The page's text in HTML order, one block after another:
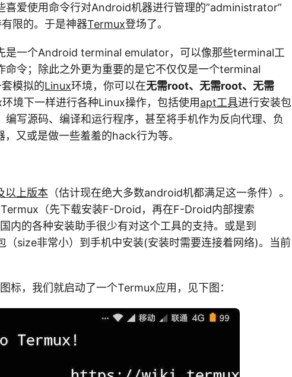
喜爱使用命令行对Android机器进行管理的”administrator”
限的。于是神器Termux登场了。
是一个Android terminal emulator，可以像那些terminal工
命令；除此之外更为重要的是它不仅仅是一个terminal
模拟的Linux环境，你可以在无需root、无需root、无需
境下一样进行各种Linux操作，包括使用apt工具进行安装包
写源码、编译和运行程序，甚至将手机作为反向代理、负
又或是做一些羞羞的hack行为等。
以上版本 （估计现在绝大多数android机都满足这一条件）。
（先下载安装F-Droid，再在F-Droid内部搜索
内的各种安装助手很少有对这个工具的支持。或是到
（size非常小）到手机中安装(安装时需要连接着网络)。当前
标，我们就启动了一个Termux应用，见下图：